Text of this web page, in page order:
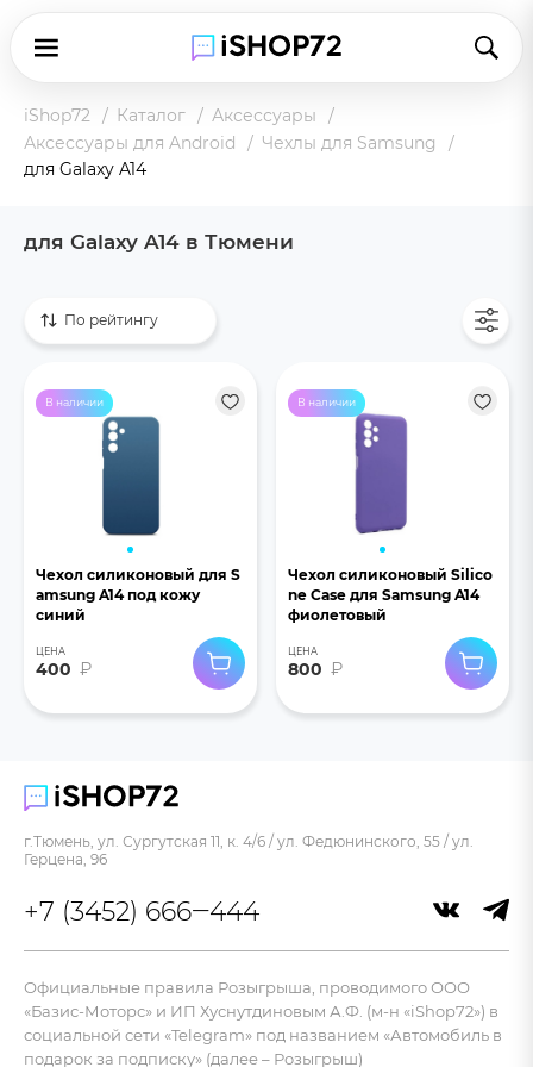
iShop72 Каталог
Аксессуары
Аксессуары для Android
Чехлы для Samsung
для Galaxy A14
для Galaxy A14 в Тюмени
По рейтингу
В наличии
Чехол силиконовый для S
amsung A14 под кожу
синий
ЦЕНА
400 ₽
В наличии
Чехол силиконовый Silico
ne Case для Samsung A14
фиолетовый
ЦЕНА
800 ₽
+7 (3452) 666‒444
г.Тюмень, ул. Сургутская 11, к. 4/6 / ул. Федюнинского, 55 / ул.
Герцена, 96
Официальные правила Розыгрыша, проводимого ООО
«Базис-Моторс» и ИП Хуснутдиновым А.Ф. (м-н «iShop72») в
социальной сети «Telegram» под названием «Автомобиль в
подарок за подписку» (далее – Розыгрыш)